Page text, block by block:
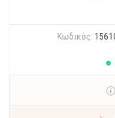
Κωδικός: